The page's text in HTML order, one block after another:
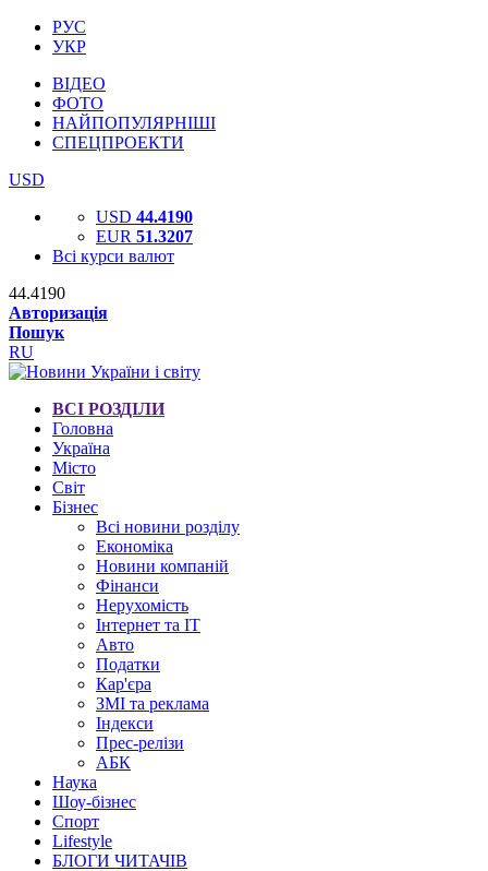
РУС
УКР
ВІДЕО
ФОТО
НАЙПОПУЛЯРНІШІ
СПЕЦПРОЕКТИ
USD
USD 44.4190
EUR 51.3207
Всі курси валют
44.4190
Авторизація
Пошук
RU
ВСІ РОЗДІЛИ
Головна
Україна
Місто
Світ
Бізнес
Всі новини розділу
Економіка
Новини компаній
Фінанси
Нерухомість
Інтернет та IT
Авто
Податки
Кар'єра
ЗМІ та реклама
Індекси
Прес-релізи
АБК
Наука
Шоу-бізнес
Спорт
Lifestyle
БЛОГИ ЧИТАЧІВ